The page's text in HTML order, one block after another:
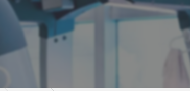
ボディメイク